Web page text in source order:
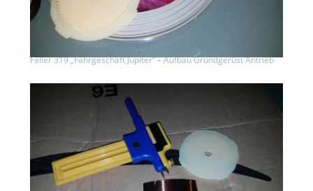
Faller 319 „Fahrgeschäft Jupiter“ – Aufbau Grundgerüst Antrieb